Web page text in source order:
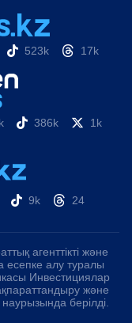
523k 17k
386k
1k
9k 24
агенттікті және
есепке алу туралы
Инвестициялар
және
берілді.